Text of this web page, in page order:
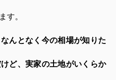
す。
んとなく今の相場が知りた
ど、実家の土地がいくらか